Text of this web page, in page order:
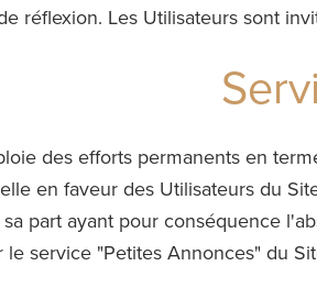
réflexion. Les Utilisateurs sont
des efforts permanents en
en faveur des Utilisateurs du
part ayant pour conséquence
le service "Petites Annonces" du